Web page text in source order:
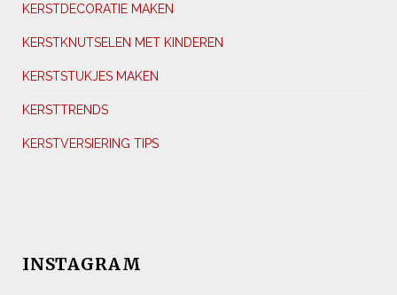
KERSTDECORATIE MAKEN
KERSTKNUTSELEN MET KINDEREN
KERSTSTUKJES MAKEN
KERSTTRENDS
KERSTVERSIERING TIPS
INSTAGRAM